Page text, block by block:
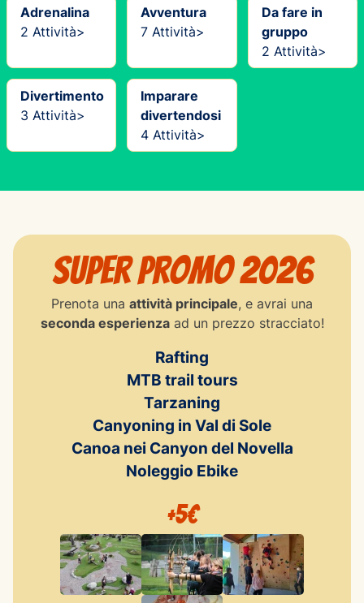
Adrenalina
2 Attività>
Avventura
7 Attività>
Da fare in
gruppo
2 Attività>
Divertimento
3 Attività>
Imparare
divertendosi
4 Attività>
Super Promo 2026
Prenota una attività principale, e avrai una
seconda esperienzaad un prezzo stracciato!
Rafting
MTB trail tours
Tarzaning
Canyoning in Val di Sole
Canoa nei Canyon del Novella
Noleggio Ebike
+5€